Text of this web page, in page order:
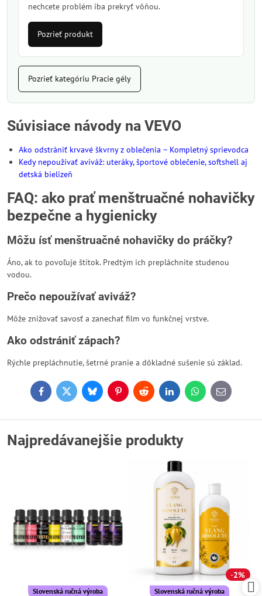
nechcete problém iba prekryť vôňou.
Pozrieť produkt
Pozrieť kategóriu Pracie gély
Súvisiace návody na VEVO
Ako odstrániť krvavé škvrny z oblečenia – Kompletný sprievodca
Kedy nepoužívať aviváž: uteráky, športové oblečenie, softshell aj
detská bielizeň
FAQ: ako prať menštruačné nohavičky
bezpečne a hygienicky
Môžu ísť menštruačné nohavičky do práčky?
Áno, ak to povoľuje štítok. Predtým ich prepláchnite studenou
vodou.
Prečo nepoužívať aviváž?
Môže znižovať savosť a zanechať film vo funkčnej vrstve.
Ako odstrániť zápach?
Rýchle prepláchnutie, šetrné pranie a dôkladné sušenie sú základ.
FacebookTwitterBlueskyPinterestReddit LinkedInWhatsApp
E-
mail
Najpredávanejšie produkty
Slovenská ručná výroba
2%
Slovenská ručná výroba